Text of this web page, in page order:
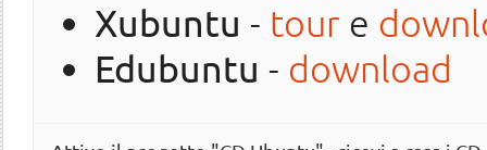
Xubuntu - tour e
Edubuntu - download